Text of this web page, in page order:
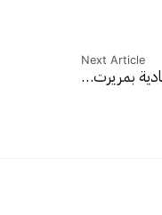
Next Article
بمريرت…